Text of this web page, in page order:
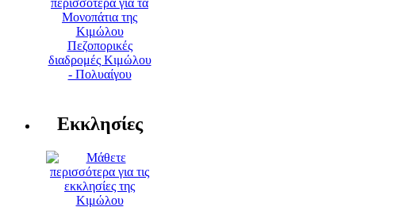
Πεζοπορικές
διαδρομές Κιμώλου
- Πολυαίγου
Εκκλησίες